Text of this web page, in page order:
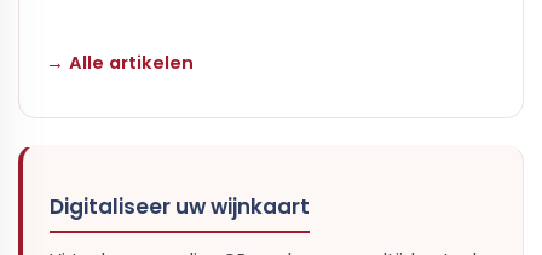
→ Alle artikelen
Digitaliseer uw wijnkaart